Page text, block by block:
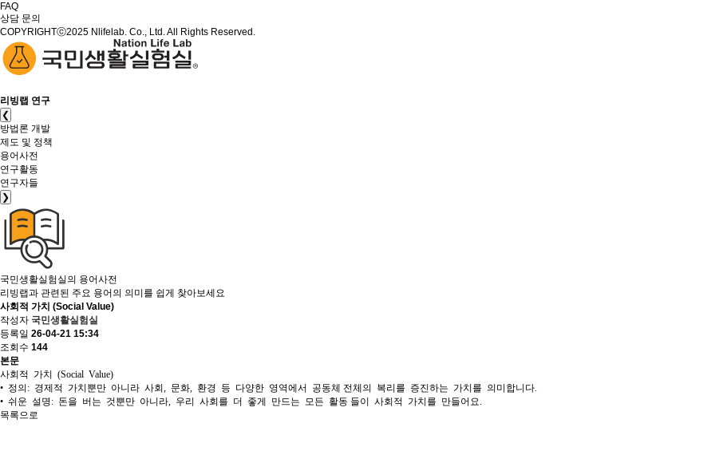
FAQ
상담 문의
COPYRIGHTⓒ2025 Nlifelab. Co., Ltd. All Rights Reserved.
리빙랩 연구
❮
방법론 개발
제도 및 정책
용어사전
연구활동
연구자들
❯
국민생활실험실의 용어사전
리빙랩과 관련된 주요 용어의 의미를 쉽게 찾아보세요
사회적 가치 (Social Value)
작성자 국민생활실험실
등록일 26-04-21 15:34
조회수 144
본문
사회적 가치 (Social Value)
• 정의: 경제적 가치뿐만 아니라 사회, 문화, 환경 등 다양한 영역에서 공동체 전체의 복리를 증진하는 가치를 의미합니다.
• 쉬운 설명: 돈을 버는 것뿐만 아니라, 우리 사회를 더 좋게 만드는 모든 활동 들이 사회적 가치를 만들어요.
목록으로